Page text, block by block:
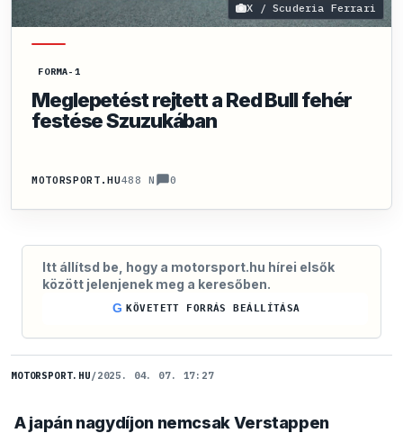
X / Scuderia Ferrari
FORMA-1
Meglepetést rejtett a Red Bull fehér
festése Szuzukában
MOTORSPORT.HU488 N 0
Itt állítsd be, hogy a motorsport.hu hírei elsők
között jelenjenek meg a keresőben.
G KÖVETETT FORRÁS BEÁLLÍTÁSA
MOTORSPORT.HU/2025. 04. 07. 17:27
A japán nagydíjon nemcsak Verstappen